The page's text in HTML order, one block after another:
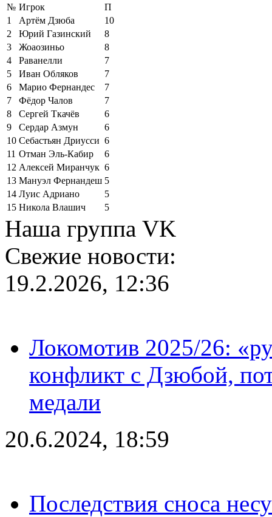
№ Игрок
П
1
Артём Дзюба
10
2
Юрий Газинский
8
3
Жоаозиньо
8
4
Раванелли
7
5
Иван Обляков
7
6
Марио Фернандес
7
7
Фёдор Чалов
7
8
Сергей Ткачёв
6
9
Сердар Азмун
6
10 Себастьян Дриусси 6
11 Отман Эль-Кабир
6
12 Алексей Миранчук 6
13 Мануэл Фернандеш 5
14 Луис Адриано
5
15 Никола Влашич 5
Наша группа VK
Свежие новости:
19.2.2026, 12:36
Локомотив 2025/26:
конфликт с Дзюбой,
медали
20.6.2024, 18:59
Последствия сноса